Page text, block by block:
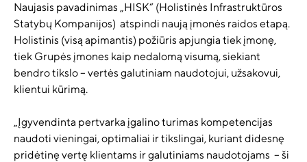
Naujasis pavadinimas „HISK“ (Holistinės Infrastruktūros
Statybų Kompanijos) atspindi naują įmonės raidos etapą.
Holistinis (visą apimantis) požiūris apjungia tiek įmonę,
tiek Grupės įmones kaip nedalomą visumą, siekiant
bendro tikslo – vertės galutiniam naudotojui, užsakovui,
klientui kūrimą.
„Įgyvendinta pertvarka įgalino turimas kompetencijas
naudoti vieningai, optimaliai ir tikslingai, kuriant didesnę
pridėtinę vertę klientams ir galutiniams naudotojams – ši